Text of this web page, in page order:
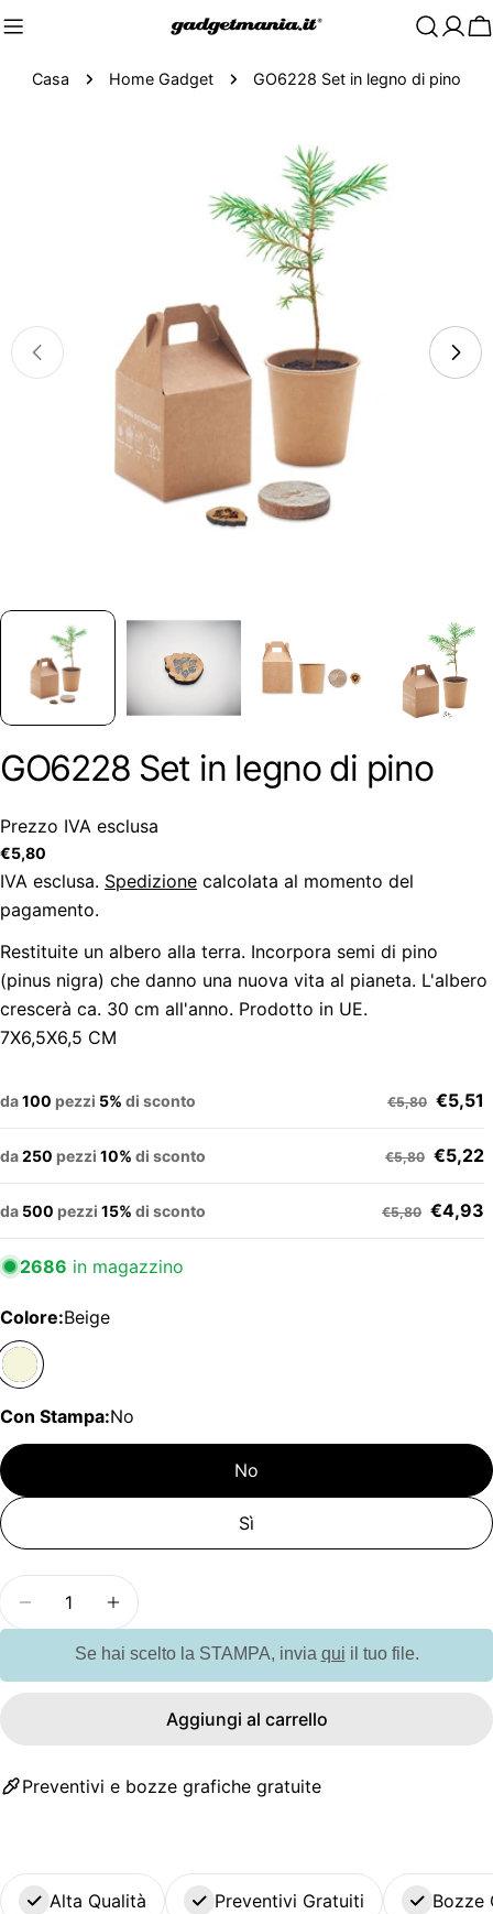
Casa Home Gadget GO6228 Set in legno di pino
GO6228 Set in legno di pino
Prezzo IVA esclusa
Prezzo
regolare
€5,80
IVA esclusa. Spedizione calcolata al momento del
pagamento.
Restituite un albero alla terra. Incorpora semi di pino
(pinus nigra) che danno una nuova vita al pianeta. L'albero
crescerà ca. 30 cm all'anno. Prodotto in UE.
7X6,5X6,5 CM
da100 pezzi 5% di sconto €5,80 €5,51
da250 pezzi 10% di sconto €5,80 €5,22
da 500 pezzi 15% di sconto €5,80 €4,93
2686 in magazzino
Colore:Beige
Con Stampa:No
No
Sì
Diminuisci la quantità per GO6228 Set in legno di
Aumenta la quantità per GO6228 Set
Se hai scelto la STAMPA, invia qui il tuo file.
Aggiungi al carrello
Preventivi e bozze grafiche gratuite
Alta Qualità Preventivi Gratuiti Bozze